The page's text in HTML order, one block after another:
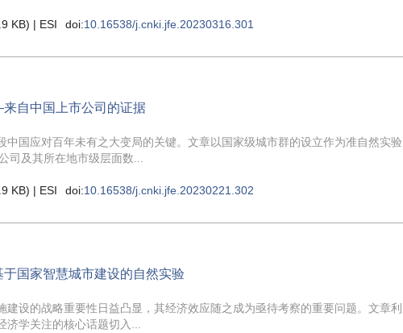
KB) | ESI doi:10.16538/j.cnki.jfe.20230316.301
自中国上市公司的证据
国应对百年未有之大变局的关键。文章以国家级城市群的设立作为准自然实
司及其所在地市级层面数...
KB) | ESI doi:10.16538/j.cnki.jfe.20230221.302
国家智慧城市建设的自然实验
设的战略重要性日益凸显，其经济效应随之成为亟待考察的重要问题。文章
济学关注的核心话题切入...